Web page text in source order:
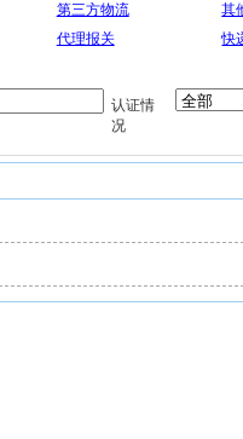
第三方物流
其
代理报关
快
认证情
况